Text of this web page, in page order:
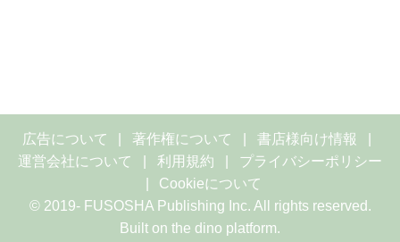
広告について 著作権について
書店様向け情報
運営会社について
利用規約
プライバシーポリシー
Cookieについて
© 2019- FUSOSHA Publishing Inc. All rights reserved.
Built on the dino platform.